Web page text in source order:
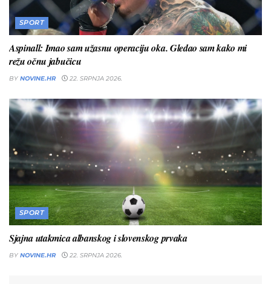
SPORT
Aspinall: Imao sam užasnu operaciju oka. Gledao sam kako mi
režu očnu jabučicu
BY NOVINE.HR 22. SRPNJA 2026.
SPORT
Sjajna utakmica albanskog i slovenskog prvaka
BY NOVINE.HR 22. SRPNJA 2026.